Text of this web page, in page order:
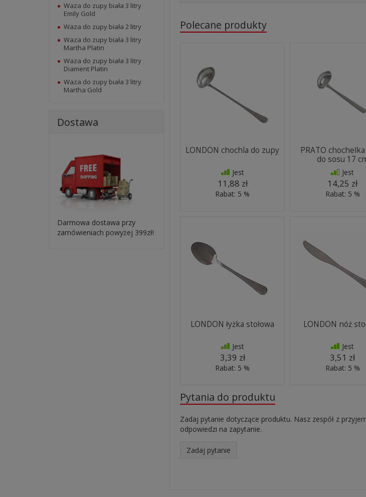
Polecane produkty
LONDON chochla do zupy
Jest
11,88 zł
Rabat: 5 %
PRATO chochelka
do sosu 17
Jest
14,25 zł
Rabat: 5 %
LONDON łyżka stołowa
Jest
3,39 zł
Rabat: 5 %
LONDON nóż
Jest
3,51 zł
Rabat: 5 %
Pytania do produktu
Zadaj pytanie dotyczące produktu. Nasz zespół z
odpowiedzi na zapytanie.
Zadaj pytanie
Waza do zupy biała 3 litry
Emily Gold
Waza do zupy biała 2 litry
Waza do zupy biała 3 litry
Martha Platin
Waza do zupy biała 3 litry
Diament Platin
Waza do zupy biała 3 litry
Martha Gold
Dostawa
Darmowa dostawa przy
zamówieniach powyżej 399zł!